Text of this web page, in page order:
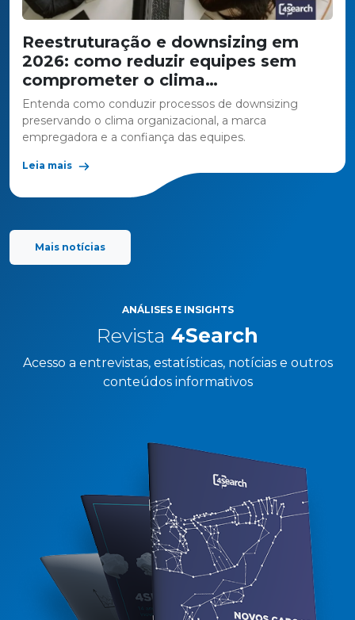
Reestruturação e downsizing em
2026: como reduzir equipes sem
comprometer o clima
organizacional e a marca
empregadora
Entenda como conduzir processos de downsizing
preservando o clima organizacional, a marca
empregadora e a confiança das equipes.
Leia mais
Mais notícias
ANÁLISES E INSIGHTS
Revista 4Search
Acesso a entrevistas, estatísticas, notícias e outros
conteúdos informativos